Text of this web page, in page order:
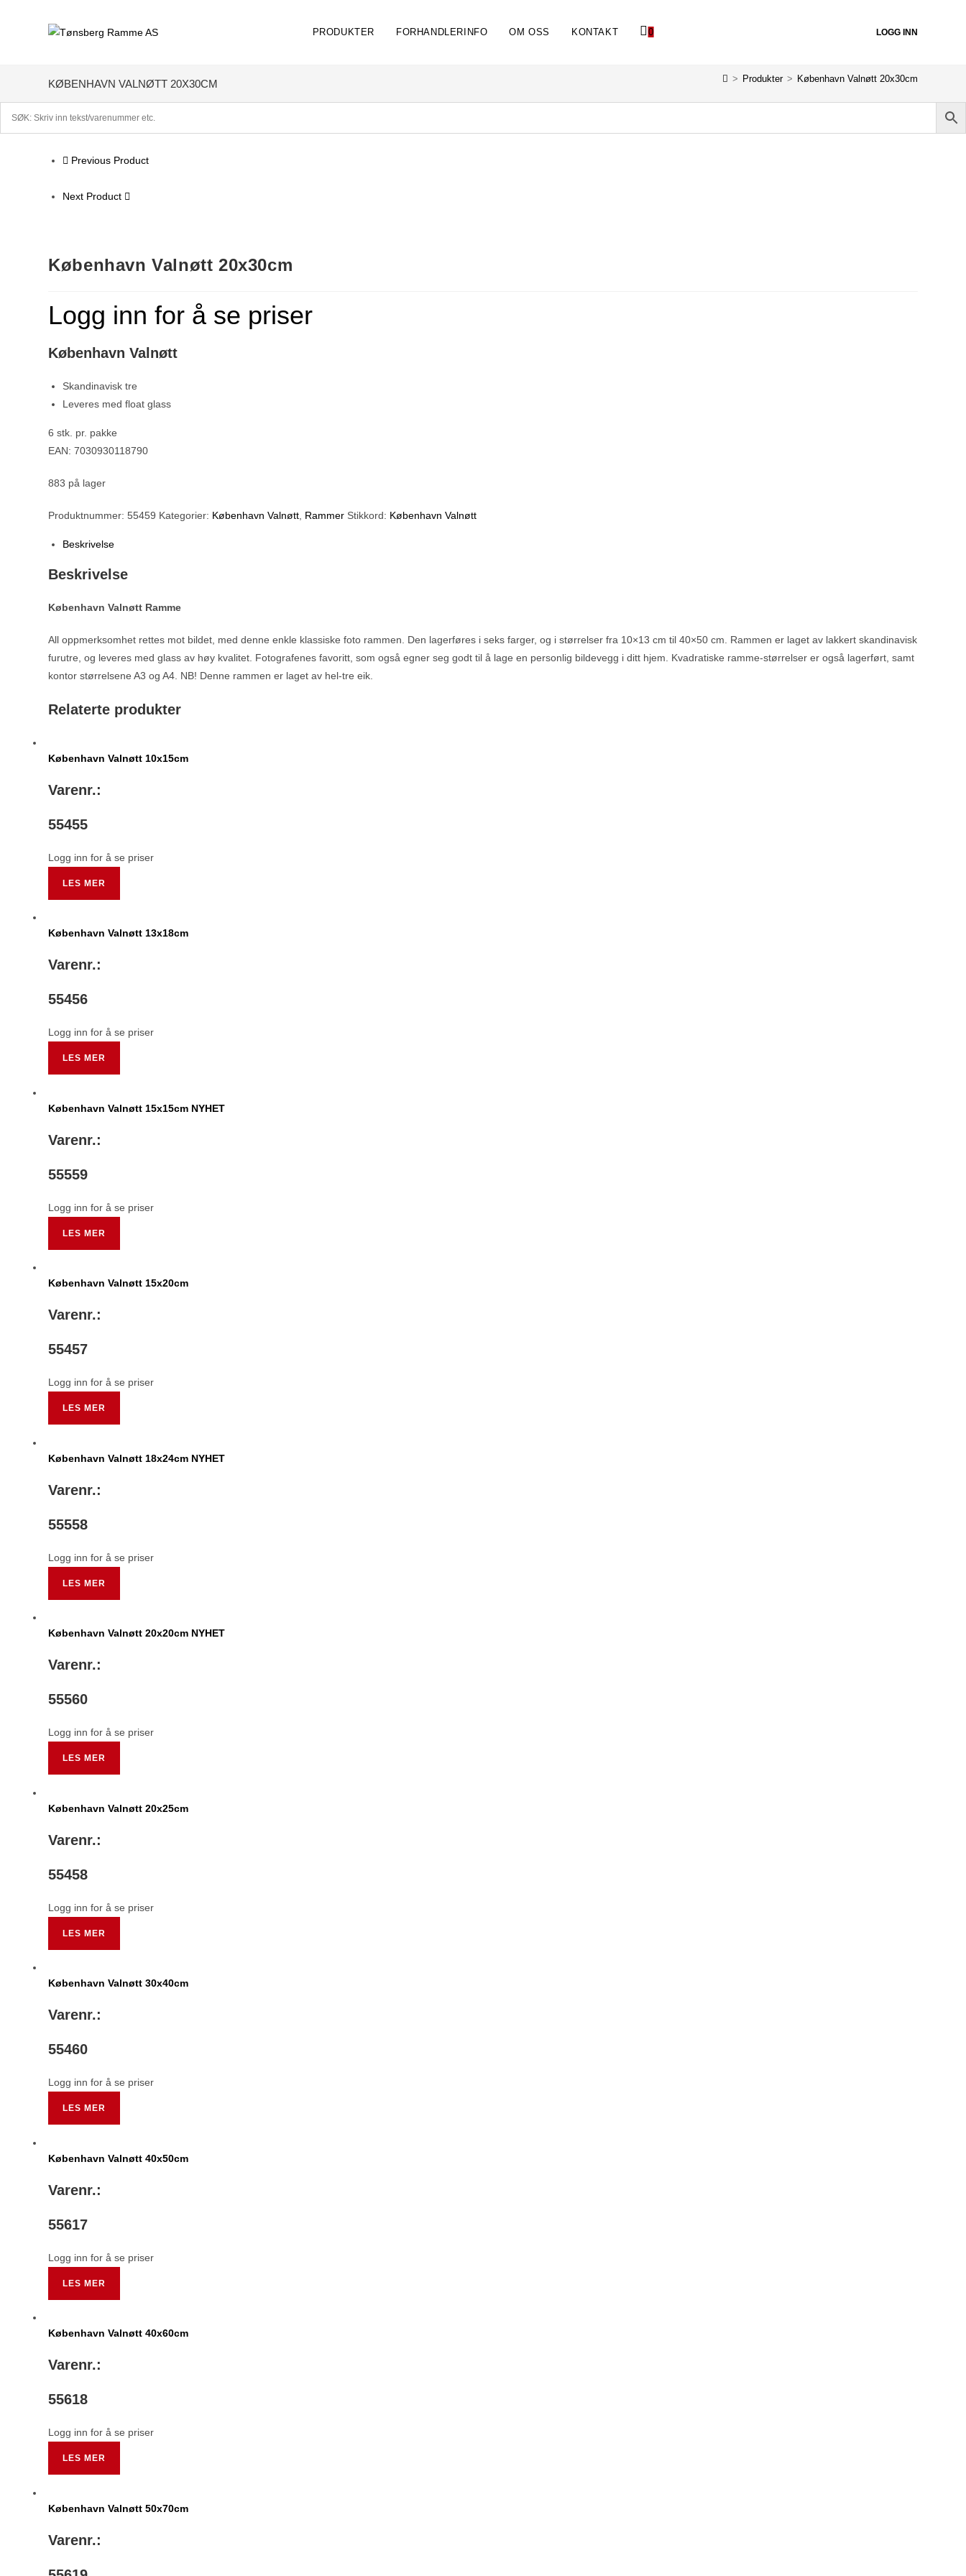
LOGG INN
PRODUKTER FORHANDLERINFO OM OSS KONTAKT 0
KØBENHAVN VALNØTT 20X30CM > Produkter > København Valnøtt 20x30cm
Previous Product
Next Product
København Valnøtt 20x30cm
Logg inn for å se priser
København Valnøtt
Skandinavisk tre
Leveres med float glass
6 stk. pr. pakke
EAN: 7030930118790
883 på lager
Produktnummer:55459 Kategorier: København Valnøtt Rammer Stikkord: København Valnøtt
Beskrivelse
Beskrivelse
København Valnøtt Ramme
All oppmerksomhet rettes mot bildet, med denne enkle klassiske foto rammen. Den lagerføres i seks farger, og i størrelser fra 10×13 cm til 40×50 cm. Rammen er laget av lakkert skandinavisk
furutre, og leveres med glass av høy kvalitet. Fotografenes favoritt, som også egner seg godt til å lage en personlig bildevegg i ditt hjem. Kvadratiske ramme-størrelser er også lagerført, samt
kontor størrelsene A3 og A4. NB! Denne rammen er laget av hel-tre eik.
Relaterte produkter
København Valnøtt 10x15cm
Varenr.:
55455
Logg inn for å se priser
LES MER
København Valnøtt 13x18cm
Varenr.:
55456
Logg inn for å se priser
LES MER
København Valnøtt 15x15cm NYHET
Varenr.:
55559
Logg inn for å se priser
LES MER
København Valnøtt 15x20cm
Varenr.:
55457
Logg inn for å se priser
LES MER
København Valnøtt 18x24cm NYHET
Varenr.:
55558
Logg inn for å se priser
LES MER
København Valnøtt 20x20cm NYHET
Varenr.:
55560
Logg inn for å se priser
LES MER
København Valnøtt 20x25cm
Varenr.:
55458
Logg inn for å se priser
LES MER
København Valnøtt 30x40cm
Varenr.:
55460
Logg inn for å se priser
LES MER
København Valnøtt 40x50cm
Varenr.:
55617
Logg inn for å se priser
LES MER
København Valnøtt 40x60cm
Varenr.:
55618
Logg inn for å se priser
LES MER
København Valnøtt 50x70cm
Varenr.: